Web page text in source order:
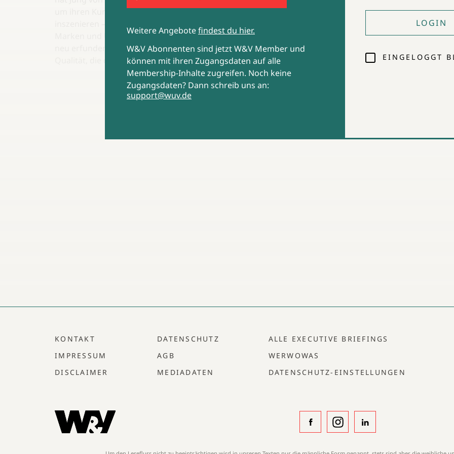
um ihren Kunden selbst als Innovationstreiber zu
Marken und User Experience die Welt ein Stück weit
neu erfunden. Insbesondere mit Blick auf die
Qualität, die das Projekt erreicht.
Weitere Angebotefindest du hier.
W&V Abonnenten sind jetzt W&V Member und
können mit ihren Zugangsdaten auf alle
Membership-Inhalte zugreifen. Noch keine
Zugangsdaten? Dann schreib uns an:
support@wuv.de
LOGIN
EINGELOGGT
KONTAKT
IMPRESSUM
DISCLAIMER
DATENSCHUTZ
AGB
MEDIADATEN
ALLE EXECUTIVE BRIEFINGS
WERWOWAS
DATENSCHUTZ-EINSTELLUNGEN